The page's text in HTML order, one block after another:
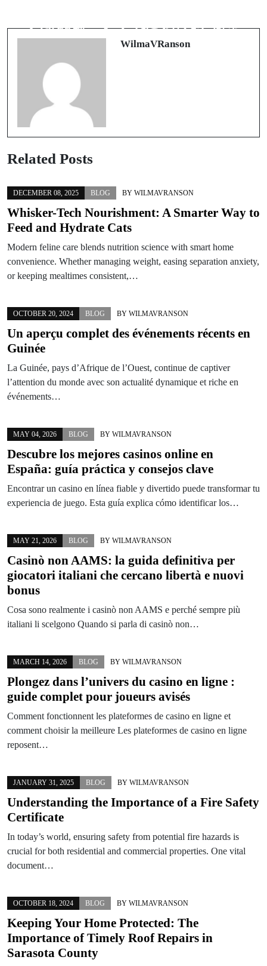
ブル体験：オンラインカジノ入門
WilmaVRanson
Related Posts
DECEMBER 08, 2025 BLOG BY WILMAVRANSON
Whisker-Tech Nourishment: A Smarter Way to
Feed and Hydrate Cats
Modern feline care blends nutrition science with smart home
convenience. Whether managing weight, easing separation anxiety,
or keeping mealtimes consistent,…
OCTOBER 20, 2024 BLOG BY WILMAVRANSON
Un aperçu complet des événements récents en
Guinée
La Guinée, pays d’Afrique de l’Ouest, continue de captiver
l’attention du monde avec son actualité dynamique et riche en
événements…
MAY 04, 2026 BLOG BY WILMAVRANSON
Descubre los mejores casinos online en
España: guía práctica y consejos clave
Encontrar un casino en línea fiable y divertido puede transformar tu
experiencia de juego. Esta guía explica cómo identificar los…
MAY 21, 2026 BLOG BY WILMAVRANSON
Casinò non AAMS: la guida definitiva per
giocatori italiani che cercano libertà e nuovi
bonus
Cosa sono realmente i casinò non AAMS e perché sempre più
italiani li scelgono Quando si parla di casinò non…
MARCH 14, 2026 BLOG BY WILMAVRANSON
Plongez dans l’univers du casino en ligne :
guide complet pour joueurs avisés
Comment fonctionnent les plateformes de casino en ligne et
comment choisir la meilleure Les plateformes de casino en ligne
reposent…
JANUARY 31, 2025 BLOG BY WILMAVRANSON
Understanding the Importance of a Fire Safety
Certificate
In today’s world, ensuring safety from potential fire hazards is
crucial for both residential and commercial properties. One vital
document…
OCTOBER 18, 2024 BLOG BY WILMAVRANSON
Keeping Your Home Protected: The
Importance of Timely Roof Repairs in
Sarasota County